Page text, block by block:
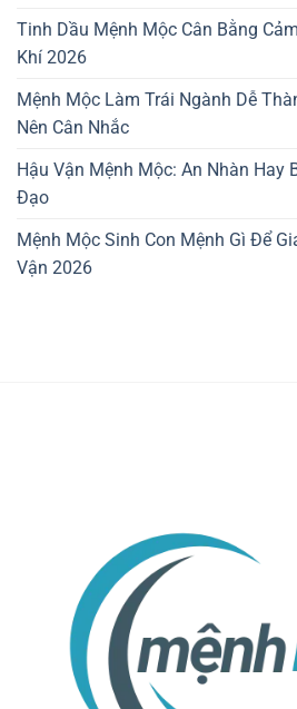
Tinh Dầu Mệnh Mộc Cân Bằng
Khí 2026
Mệnh Mộc Làm Trái Ngành Dễ
Nên Cân Nhắc
Hậu Vận Mệnh Mộc: An Nhàn Hay
Đạo
Mệnh Mộc Sinh Con Mệnh Gì Để
Vận 2026